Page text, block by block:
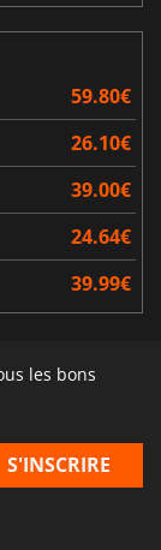
59.80€
26.10€
39.00€
24.64€
39.99€
les bons